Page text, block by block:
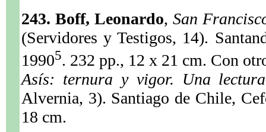
243. Boff, Leonardo,San
(Servidores y Testigos, 14).
19905. 232 pp., 12 x 21 cm. Con
Asís: ternura y vigor. Una
Alvernia, 3). Santiago de Chile,
18 cm.